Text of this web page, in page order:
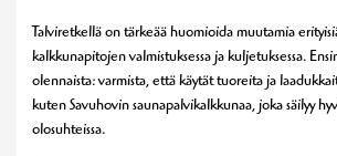
Talviretkellä on tärkeää huomioida muutamia
kalkkunapitojen valmistuksessa ja kuljetuksessa.
olennaista: varmista, että käytät tuoreita ja
kuten Savuhovin saunapalvikalkkunaa, joka säilyy
olosuhteissa.